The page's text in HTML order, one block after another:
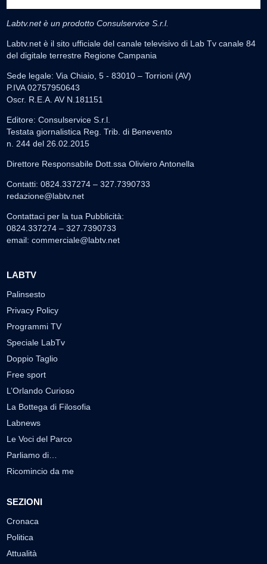
Labtv.net è un prodotto Consulservice S.r.l.
Labtv.net è il sito ufficiale del canale televisivo di Lab Tv canale 84
del digitale terrestre Regione Campania
Sede legale: Via Chiaio, 5 - 83010 – Torrioni (AV)
P.IVA 02757950643
Oscr. R.E.A. AV N.181151
Editore: Consulservice S.r.l.
Testata giornalistica Reg. Trib. di Benevento
n. 244 del 26.02.2015
Direttore Responsabile Dott.ssa Oliviero Antonella
Contatti: 0824.337274 – 327.7390733
redazione@labtv.net
Contattaci per la tua Pubblicità:
0824.337274 – 327.7390733
email: commerciale@labtv.net
LABTV
Palinsesto
Privacy Policy
Programmi TV
Speciale LabTv
Doppio Taglio
Free sport
L’Orlando Curioso
La Bottega di Filosofia
Labnews
Le Voci del Parco
Parliamo di…
Ricomincio da me
SEZIONI
Cronaca
Politica
Attualità